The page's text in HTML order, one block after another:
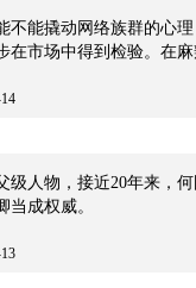
不能撬动网络族群的心
在市场中得到检验。在
级人物，接近20年来，
当成权威。